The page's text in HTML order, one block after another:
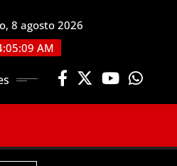
8 agosto 2026
AM